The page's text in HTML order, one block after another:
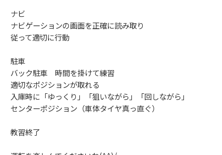
ナビ
ナビゲーションの画面を正確に読み取り
従って適切に行動
駐車
バック駐車 時間を掛けて練習
適切なポジションが取れる
入庫時に「ゆっくり」「狙いながら」「回しながら」
センターポジション（車体タイヤ真っ直ぐ）
教習終了